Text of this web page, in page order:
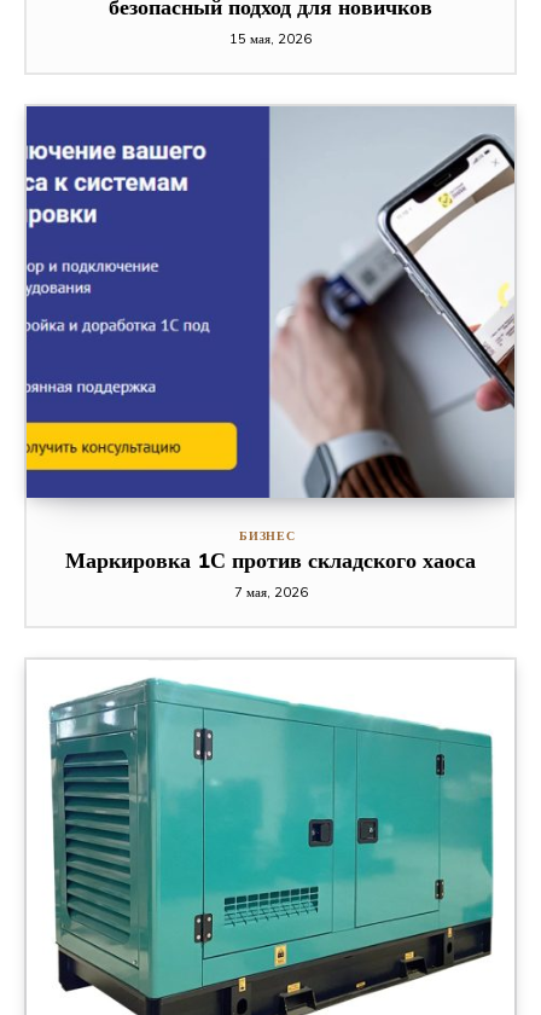
безопасный подход для новичков
15 мая, 2026
БИЗНЕС
Маркировка 1С против складского хаоса
7 мая, 2026